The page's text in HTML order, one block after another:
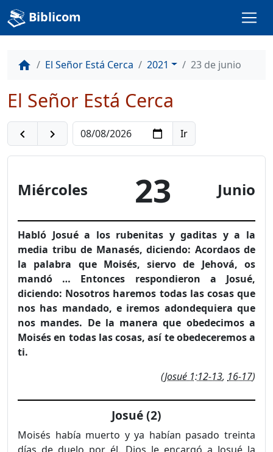
Biblicom
home El Señor Está Cerca 2021 23 de junio
El Señor Está Cerca
navigate_before navigate_next
Miércoles 23 Junio
Habló Josué a los rubenitas y gaditas y a la
media tribu de Manasés, diciendo: Acordaos de
la palabra que Moisés, siervo de Jehová, os
mandó … Entonces respondieron a Josué,
diciendo: Nosotros haremos todas las cosas que
nos has mandado, e iremos adondequiera que
nos mandes. De la manera que obedecimos a
Moisés en todas las cosas, así te obedeceremos a
ti.
(Josué 1:12-13, 16-17)
Josué (2)
Moisés había muerto y ya habían pasado treinta